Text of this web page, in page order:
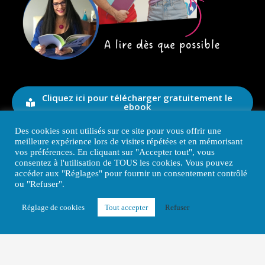
Cliquez ici pour télécharger gratuitement le
ebook
Copyright © 2026 – Apprendre à mieux
communiquer – Katell RAPIN, formatrice et
coach en Qualité Relationnelle
Mentions légales
Des cookies sont utilisés sur ce site pour vous offrir une
meilleure expérience lors de visites répétées et en mémorisant
vos préférences. En cliquant sur "Accepter tout", vous
consentez à l'utilisation de TOUS les cookies. Vous pouvez
accéder aux "Réglages" pour fournir un consentement contrôlé
ou "Refuser".
Réglage de cookies Tout accepter Refuser